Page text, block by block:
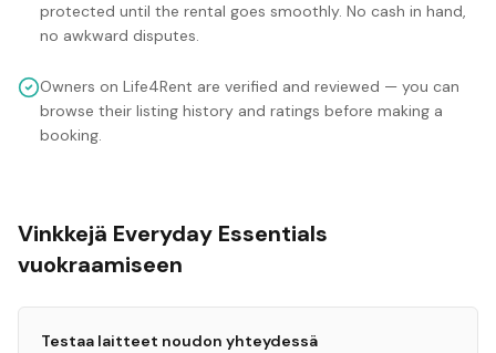
protected until the rental goes smoothly. No cash in hand,
no awkward disputes.
Owners on Life4Rent are verified and reviewed — you can
browse their listing history and ratings before making a
booking.
Vinkkejä Everyday Essentials
vuokraamiseen
Testaa laitteet noudon yhteydessä